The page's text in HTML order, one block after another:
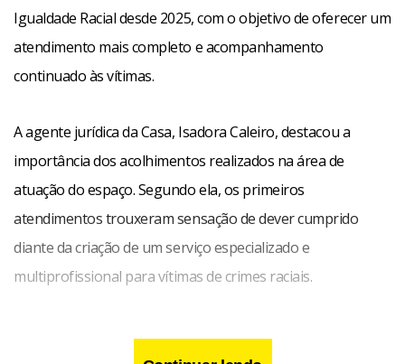
Igualdade Racial desde 2025, com o objetivo de oferecer um
atendimento mais completo e acompanhamento
continuado às vítimas.
A agente jurídica da Casa, Isadora Caleiro, destacou a
importância dos acolhimentos realizados na área de
atuação do espaço. Segundo ela, os primeiros
atendimentos trouxeram sensação de dever cumprido
diante da criação de um serviço especializado e
multiprofissional para vítimas de crimes raciais.